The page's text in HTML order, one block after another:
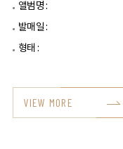
앨범명 :
발매일 :
형태 :
VIEW MORE